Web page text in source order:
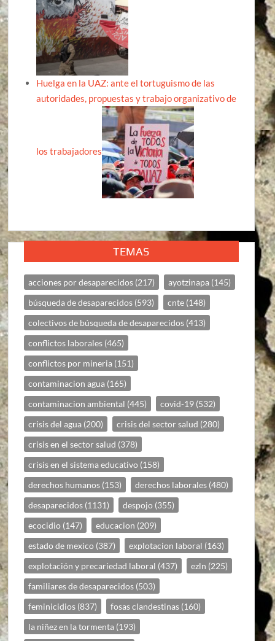
Huelga en la UAZ: ante el tortuguismo de las
autoridades, propuestas y trabajo organizativo de
los trabajadores
TEMAS
acciones por desaparecidos (217) ayotzinapa (145)
búsqueda de desaparecidos (593) cnte (148)
colectivos de búsqueda de desaparecidos (413)
conflictos laborales (465)
conflictos por mineria (151)
contaminacion agua (165)
contaminacion ambiental (445) covid-19 (532)
crisis del agua (200) crisis del sector salud (280)
crisis en el sector salud (378)
crisis en el sistema educativo (158)
derechos humanos (153) derechos laborales (480)
desaparecidos (1131) despojo (355)
ecocidio (147) educacion (209)
estado de mexico (387) explotacion laboral (163)
explotación y precariedad laboral (437) ezln (225)
familiares de desaparecidos (503)
feminicidios (837) fosas clandestinas (160)
la niñez en la tormenta (193)